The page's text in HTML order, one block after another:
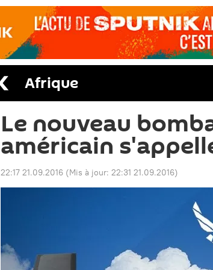
Afrique
Le nouveau
américain
22:17 21.09.2016 (Mis à jour: 22:31 21.09.2016)